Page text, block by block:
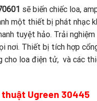
sẽ biến chiếc loa,
một thiết bị phát nhạc
tuyệt hảo. Trải
nơi. Thiết bị tích hợp
cho loa điện tử, và các
Ugreen 30445